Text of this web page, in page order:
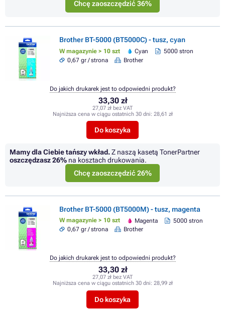
Chcę zaoszczędzić 36%
Brother BT-5000 (BT5000C) - tusz, cyan
W magazynie > 10 szt Cyan
5000 stron
0,67 gr / strona
Brother
33,30 zł
27,07 zł bez VAT
Najniższa cena w ciągu ostatnich 30 dni: 28,61 zł
Do koszyka
Do jakich drukarek jest to odpowiedni produkt?
Mamy dla Ciebie tańszy wkład.Z naszą kasetą TonerPartner
oszczędzasz26% na kosztach drukowania.
Chcę zaoszczędzić 26%
Brother BT-5000 (BT5000M) - tusz, magenta
W magazynie > 10 szt Magenta
5000 stron
0,67 gr / strona
Brother
33,30 zł
27,07 zł bez VAT
Najniższa cena w ciągu ostatnich 30 dni: 28,99 zł
Do koszyka
Do jakich drukarek jest to odpowiedni produkt?